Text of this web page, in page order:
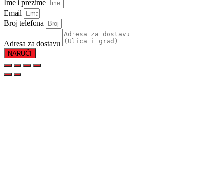
Ime i prezime
Email
Broj telefona
Adresa za dostavu
NARUČI